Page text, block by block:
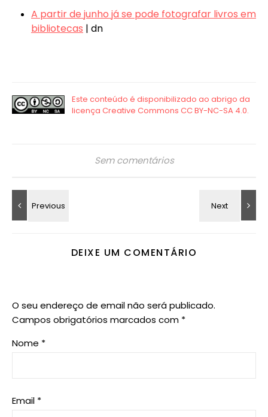
A partir de junho já se pode fotografar livros em
bibliotecas | dn
Sem comentários
DEIXE UM COMENTÁRIO
O seu endereço de email não será publicado.
Campos obrigatórios marcados com *
Nome *
Email *